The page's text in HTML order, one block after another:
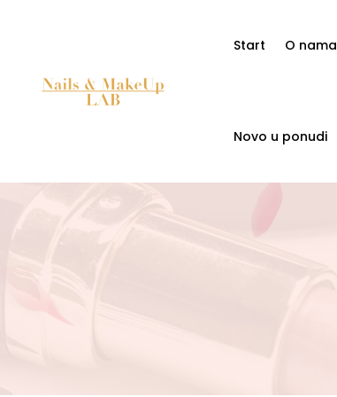
Start O nama
Novo u ponudi